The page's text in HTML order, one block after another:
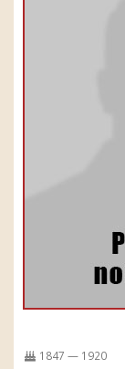
1847 — 1920